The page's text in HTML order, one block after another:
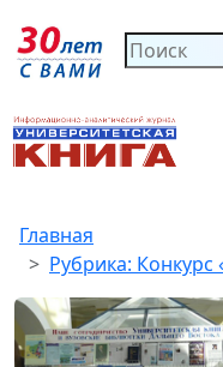
Главная
Рубрика: Конкурс